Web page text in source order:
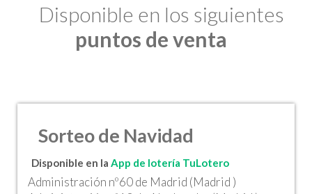
Disponible en los siguientes
puntos de venta
Sorteo de Navidad
Disponible en la App de lotería TuLotero
Administración nº60 de Madrid (Madrid )